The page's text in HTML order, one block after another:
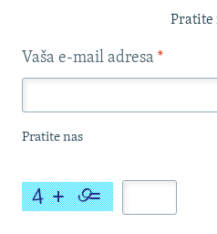
Pratite
Vaša e-mail adresa *
Pratite nas